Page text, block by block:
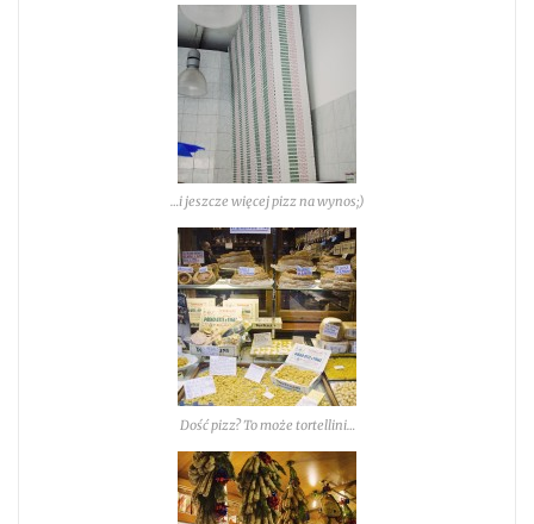
…i jeszcze więcej pizz na wynos;)
Dość pizz? To może tortellini…